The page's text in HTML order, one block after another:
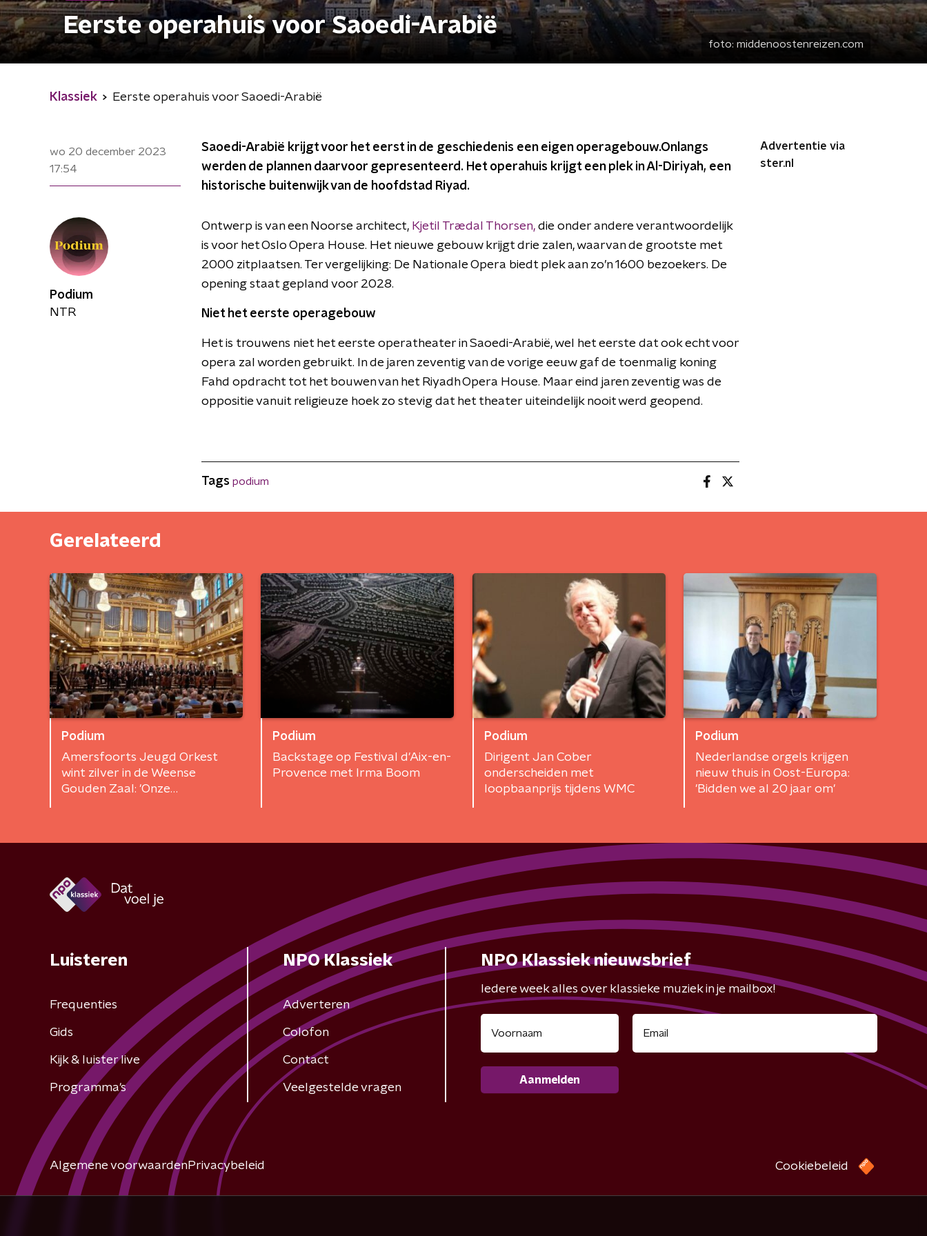
Eerste operahuis voor Saoedi-Arabië
foto: middenoostenreizen.com
Klassiek Eerste operahuis voor Saoedi-Arabië
wo 20 december 2023
17:54
Saoedi-Arabië krijgt voor het eerst in de geschiedenis een eigen operagebouw.Onlangs
werden de plannen daarvoor gepresenteerd. Het operahuis krijgt een plek in Al-Diriyah, een
historische buitenwijk van de hoofdstad Riyad.
Ontwerp is van een Noorse architect, Kjetil Trædal Thorsen, die onder andere verantwoordelijk
is voor het Oslo Opera House. Het nieuwe gebouw krijgt drie zalen, waarvan de grootste met
2000 zitplaatsen. Ter vergelijking: De Nationale Opera biedt plek aan zo’n 1600 bezoekers. De
opening staat gepland voor 2028.
Niet het eerste operagebouw
Het is trouwens niet het eerste operatheater in Saoedi-Arabië, wel het eerste dat ook echt voor
opera zal worden gebruikt. In de jaren zeventig van de vorige eeuw gaf de toenmalig koning
Fahd opdracht tot het bouwen van het Riyadh Opera House. Maar eind jaren zeventig was de
oppositie vanuit religieuze hoek zo stevig dat het theater uiteindelijk nooit werd geopend.
Advertentie via
ster.nl
Podium
NTR
Tags podium
Gerelateerd
Podium
Amersfoorts Jeugd Orkest
wint zilver in de Weense
Gouden Zaal: 'Onze
Podium
Backstage op Festival d'Aix-en-
Provence met Irma Boom
Podium
Dirigent Jan Cober
onderscheiden met
loopbaanprijs tijdens WMC
Podium
Nederlandse orgels krijgen
nieuw thuis in Oost-Europa:
'Bidden we al 20 jaar om'
Luisteren
Frequenties
Gids
Kijk & luister live
Programma's
NPO Klassiek
Adverteren
Colofon
Contact
Veelgestelde vragen
NPO Klassiek nieuwsbrief
Iedere week alles over klassieke muziek in je mailbox!
Aanmelden
Algemene voorwaardenPrivacybeleid Cookiebeleid